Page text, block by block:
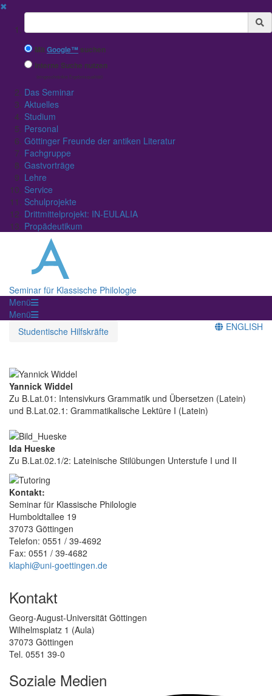
✖
Suchbegriff
MitGoogle™ suchen
Interne Suche nutzen
(eingeschränkte Ergebnisqualität)
Das Seminar
Aktuelles
Studium
Personal
Göttinger Freunde der antiken Literatur
Fachgruppe
Gastvorträge
Lehre
Service
Schulprojekte
Drittmittelprojekt: IN-EULALIA
Propädeutikum
Seminar für Klassische Philologie
Menü
Menü
Studentische Hilfskräfte
ENGLISH
Yannick Widdel
Zu B.Lat.01: Intensivkurs Grammatik und Übersetzen (Latein)
und B.Lat.02.1: Grammatikalische Lektüre I (Latein)
Ida Hueske
Zu B.Lat.02.1/2: Lateinische Stilübungen Unterstufe I und II
Kontakt:
Seminar für Klassische Philologie
Humboldtallee 19
37073 Göttingen
Telefon: 0551 / 39-4692
Fax: 0551 / 39-4682
klaphi@uni-goettingen.de
Kontakt
Georg-August-Universität Göttingen
Wilhelmsplatz 1 (Aula)
37073 Göttingen
Tel. 0551 39-0
Soziale Medien